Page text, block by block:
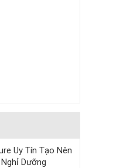
Uy Tín Tạo Nên
Dưỡng